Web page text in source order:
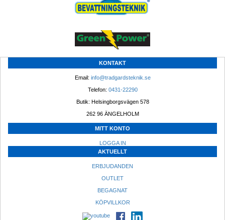
KONTAKT
Email: info@tradgardsteknik.se
Telefon: 0431-22290
Butik: Helsingborgsvägen 578
262 96 ÄNGELHOLM
MITT KONTO
LOGGA IN
AKTUELLT
ERBJUDANDEN
OUTLET
BEGAGNAT
KÖPVILLKOR